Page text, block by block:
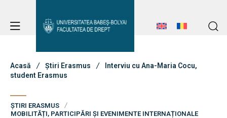
Avizier Studenți
Acasă Știri Erasmus
Interviu cu Ana-Maria Cocu,
student Erasmus
ȘTIRI ERASMUS
MOBILITĂȚI, PARTICIPĂRI ȘI EVENIMENTE INTERNAȚIONALE